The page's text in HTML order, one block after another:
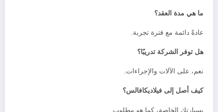
ما هي مدة العقد؟
عادةً دائمة مع فترة تجربة.
هل توفر الشركة تدريبًا؟
نعم، على الآلات والإجراءات.
كيف أصل إلى فيلاديكافالس؟
بسيارتك الخاصة، كما هو مطلوب.